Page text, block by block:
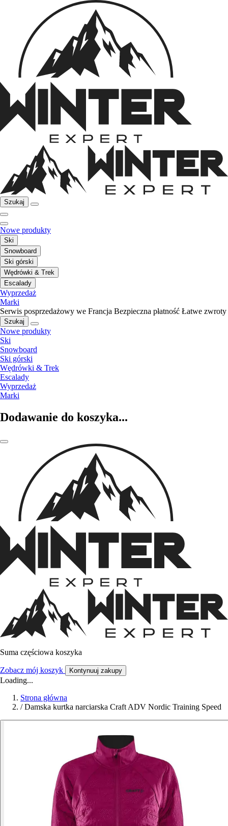
Szukaj
Nowe produkty
Ski
Snowboard
Ski górski
Wędrówki & Trek
Escalady
Wyprzedaż
Marki
Serwis posprzedażowy we Francja Bezpieczna płatność Łatwe zwroty
Szukaj
Nowe produkty
Ski
Snowboard
Ski górski
Wędrówki & Trek
Escalady
Wyprzedaż
Marki
Dodawanie do koszyka...
Suma częściowa koszyka
Zobacz mój koszyk Kontynuuj zakupy
Loading...
Strona główna
/ Damska kurtka narciarska Craft ADV Nordic Training Speed